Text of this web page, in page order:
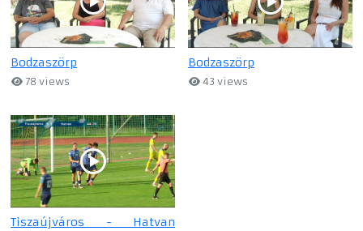
Bodzaszörp
78 views
Bodzaszörp
43 views
Tiszaújváros - Hatvan